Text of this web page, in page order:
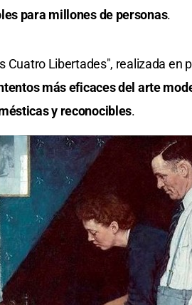
para millones de personas.
Cuatro Libertades", realizada en
más eficaces del arte
y reconocibles.